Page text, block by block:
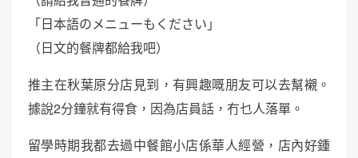
「日本語のメニューもください」
（日文的餐牌都給我吧）
推主在秋葉原分店見到，有興趣嘅朋友可以去幫襯。
據說2分鐘就有得食，因為店員話，冇乜人落單。
留學時期我都去過中餐館小店係華人經營，店內好鍾